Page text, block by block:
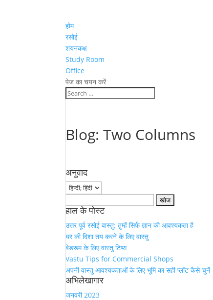
होम
रसोई
शयनकक्ष
Study Room
Office
पेज का चयन करें
Blog: Two Columns
अनुवाद
for:
हाल के पोस्ट
उत्तर पूर्व रसोई वास्तु: तुम्हें सिर्फ ज्ञान की आवश्यकता है
घर की दिशा तय करने के लिए वास्तु
बेडरूम के लिए वास्तु टिप्स
Vastu Tips for Commercial Shops
अपनी वास्तु आवश्यकताओं के लिए भूमि का सही प्लॉट कैसे चुनें
अभिलेखागार
जनवरी 2023